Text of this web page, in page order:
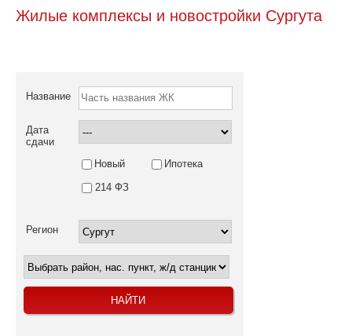
Жилые комплексы и новостройки Сургута
Название
Дата
сдачи
Новый
Ипотека
214 ФЗ
Регион